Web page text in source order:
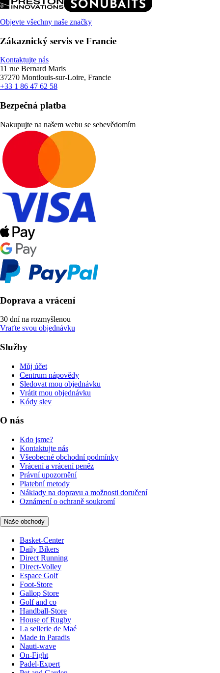
Objevte všechny naše značky
Zákaznický servis ve Francie
Kontaktujte nás
11 rue Bernard Maris
37270 Montlouis-sur-Loire, Francie
+33 1 86 47 62 58
Bezpečná platba
Nakupujte na našem webu se sebevědomím
Doprava a vrácení
30 dní na rozmyšlenou
Vraťte svou objednávku
Služby
Můj účet
Centrum nápovědy
Sledovat mou objednávku
Vrátit mou objednávku
Kódy slev
O nás
Kdo jsme?
Kontaktujte nás
Všeobecné obchodní podmínky
Vrácení a vrácení peněz
Právní upozornění
Platební metody
Náklady na dopravu a možnosti doručení
Oznámení o ochraně soukromí
Naše obchody
Basket-Center
Daily Bikers
Direct Running
Direct-Volley
Espace Golf
Foot-Store
Gallop Store
Golf and co
Handball-Store
House of Rugby
La sellerie de Maé
Made in Paradis
Nauti-wave
On-Fight
Padel-Expert